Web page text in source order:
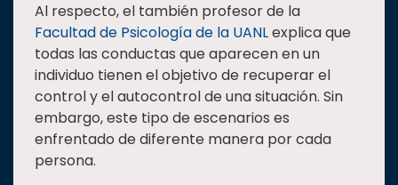
Al respecto, el también profesor de la
Facultad de Psicología de la UANLexplica que
todas las conductas que aparecen en un
individuo tienen el objetivo de recuperar el
control y el autocontrol de una situación. Sin
embargo, este tipo de escenarios es
enfrentado de diferente manera por cada
persona.